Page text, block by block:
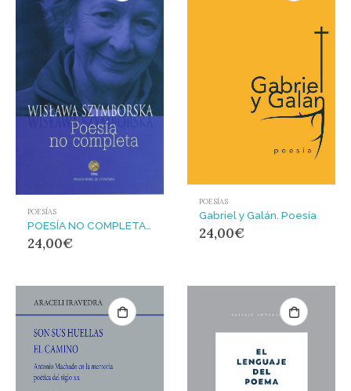
POESÍAS
24,00€
POESÍAS
Gabriel y Galán. Poesía
24,00€